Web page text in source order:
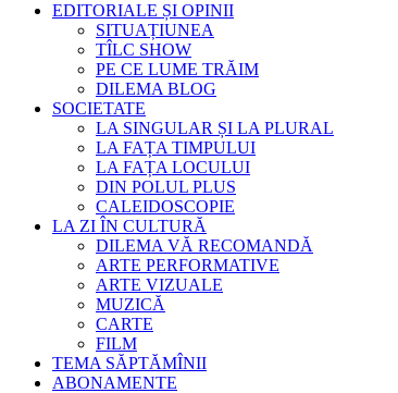
EDITORIALE ȘI OPINII
SITUAȚIUNEA
TÎLC SHOW
PE CE LUME TRĂIM
DILEMA BLOG
SOCIETATE
LA SINGULAR ȘI LA PLURAL
LA FAȚA TIMPULUI
LA FAȚA LOCULUI
DIN POLUL PLUS
CALEIDOSCOPIE
LA ZI ÎN CULTURĂ
DILEMA VĂ RECOMANDĂ
ARTE PERFORMATIVE
ARTE VIZUALE
MUZICĂ
CARTE
FILM
TEMA SĂPTĂMÎNII
ABONAMENTE